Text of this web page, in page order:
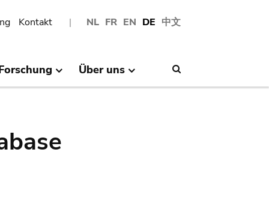
NL FR EN DE 中文
Kontakt
Über uns